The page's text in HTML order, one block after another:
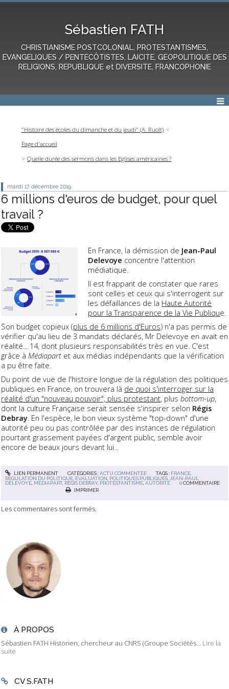
Sébastien FATH
CHRISTIANISME POSTCOLONIAL, PROTESTANTISMES,
EVANGELIQUES / PENTECÔTISTES, LAICITE, GEOPOLITIQUE DES
RELIGIONS, REPUBLIQUE et DIVERSITE, FRANCOPHONIE
À PROPOS
Sébastien FATH Historien, chercheur au CNRS (Groupe Sociétés... Lire la
suite
CV S.FATH
"Histoire des écoles du dimanche et du jeudi" (A. Ruolt)
Page d'accueil
Quelle durée des sermons dans les Eglises américaines ?
mardi 17 décembre 2019
6 millions d'euros de budget, pour quel
travail ?
En France, la démission de Jean-Paul
Delevoye concentre l'attention
médiatique.
Il est frappant de constater que rares
sont celles et ceux qui s'interrogent sur
les défaillances de la Haute Autorité
pour la Transparence de la Vie Publique.
Son budget copieux (plus de 6 millions d'Euros) n'a pas permis de
vérifier qu'au lieu de 3 mandats déclarés, Mr Delevoye en avait en
réalité... 14, dont plusieurs responsabilités très en vue. C'est
grâce à Médiapart et aux médias indépendants que la vérification
a pu être faite.
Du point de vue de l'histoire longue de la régulation des politiques
publiques en France, on trouvera là de quoi s'interroger sur la
réalité d'un "nouveau pouvoir", plus protestant, plus bottom-up,
dont la culture Française serait sensée s'inspirer selon Régis
Debray. En l'espèce, le bon vieux système "top-down" d'une
autorité peu ou pas contrôlée par des instances de régulation
pourtant grassement payées d'argent public, semble avoir
encore de beaux jours devant lui...
LIEN PERMANENT CATÉGORIES :ACTU COMMENTÉE TAGS : FRANCE
RÉGULATION DU POLITIQUE ÉVALUATION POLITIQUES PUBLIQUES
JEAN-PAUL
DELEVOYE MÉDIAPART, RÉGIS DEBRAY, PROTESTANTISME ,AUTORITÉ 0 COMMENTAIRE
IMPRIMER
Les commentaires sont fermés.